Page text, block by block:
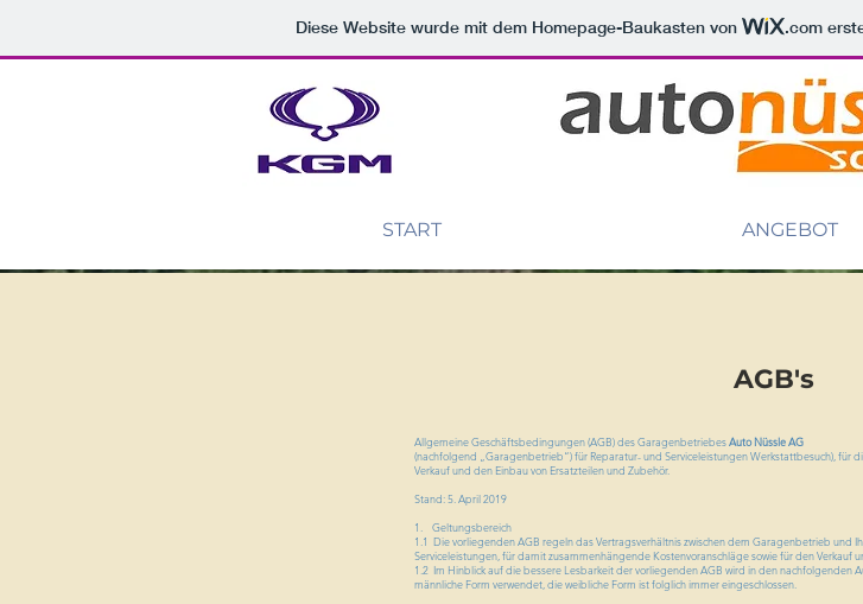
Diese Website wurde mit dem Homepage-Baukasten von .com
START ANGEBOT
AGB's
Allgemeine Geschäftsbedingungen (AGB) des GaragenbetriebesAuto Nüssle AG
(nachfolgend „Garagenbetrieb“) für Reparatur- und Serviceleistungen Werkstattbesuch), für
Verkauf und den Einbau von Ersatzteilen und Zubehör.
Stand: 5. April 2019
1. Geltungsbereich
1.1 Die vorliegenden AGB regeln das Vertragsverhältnis zwischen dem Garagenbetrieb und
Serviceleistungen, für damit zusammenhängende Kostenvoranschläge sowie für den Verkauf
1.2 Im Hinblick auf die bessere Lesbarkeit der vorliegenden AGB wird in den nachfolgenden
männliche Form verwendet, die weibliche Form ist folglich immer eingeschlossen.